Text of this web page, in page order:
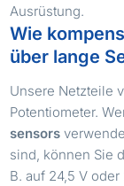
Ausrüstung.
Wie
über lange
Unsere Netzteile
Potentiometer.
sensors
sind, können Sie
B. auf 24,5 V